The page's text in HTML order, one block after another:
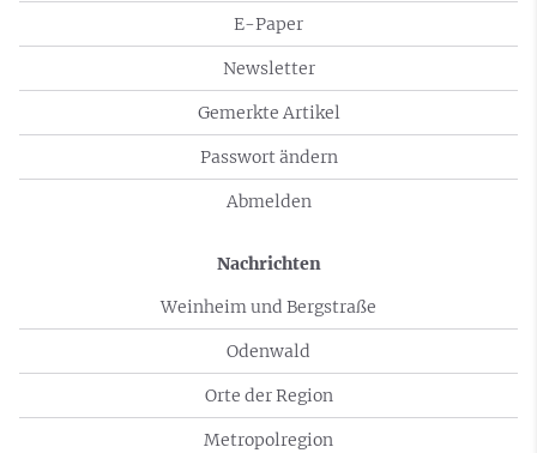
E-Paper
Newsletter
Gemerkte Artikel
Passwort ändern
Abmelden
Nachrichten
Weinheim und Bergstraße
Odenwald
Orte der Region
Metropolregion